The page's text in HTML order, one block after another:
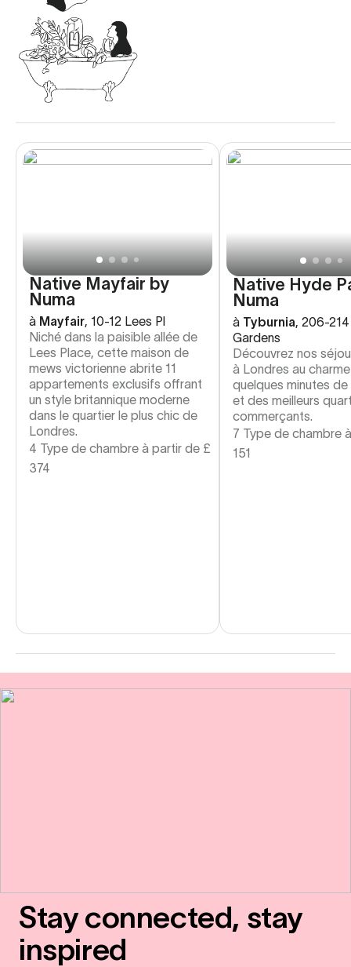
Native Mayfair by
Numa
à Mayfair, 10-12 Lees Pl
Niché dans la paisible allée de
Lees Place, cette maison de
mews victorienne abrite 11
appartements exclusifs offrant
un style britannique moderne
dans le quartier le plus chic de
Londres.
4 Type de chambre à partir de £
374
Native Hyde
Numa
à Tyburnia 206-214
Gardens
Découvrez nos
à Londres au
quelques minutes de
et des meilleurs
commerçants.
7 Type de chambre
151
Stay connected, stay
inspired